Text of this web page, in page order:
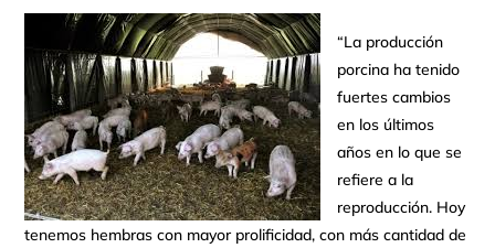
“La producción
porcina ha tenido
fuertes cambios
en los últimos
años en lo que se
refiere a la
reproducción. Hoy
tenemos hembras con mayor prolificidad, con más cantidad de